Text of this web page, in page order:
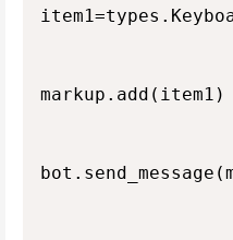
markup.add(item1)